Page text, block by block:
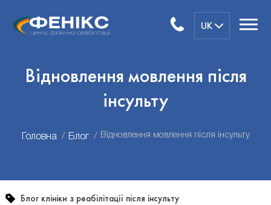
UK
Відновлення мовлення після
інсульту
Головна Блог Відновлення мовлення після інсульту
Блог клініки з реабілітації після інсульту